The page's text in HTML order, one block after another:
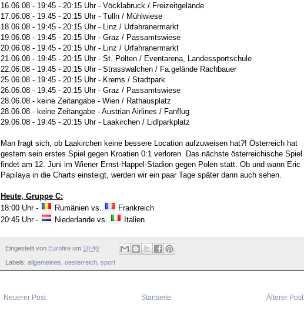
16.06.08 - 19:45 - 20:15 Uhr - Vöcklabruck / Freizeitgelände
17.06.08 - 19:45 - 20:15 Uhr - Tulln / Mühlwiese
18.06.08 - 19:45 - 20:15 Uhr - Linz / Urfahranermarkt
19.06.08 - 19:45 - 20:15 Uhr - Graz / Passamtswiese
20.06.08 - 19:45 - 20:15 Uhr - Linz / Urfahranermarkt
21.06.08 - 19:45 - 20:15 Uhr - St. Pölten / Eventarena, Landessportschule
22.06.08 - 19:45 - 20:15 Uhr - Strasswalchen / Fa.gelände Rachbauer
25.06.08 - 19:45 - 20:15 Uhr - Krems / Stadtpark
26.06.08 - 19:45 - 20:15 Uhr - Graz / Passamtswiese
28.06.08 - keine Zeitangabe - Wien / Rathausplatz
28.06.08 - keine Zeitangabe - Austrian Airlines / Fanflug
29.06.08 - 19:45 - 20:15 Uhr - Laakirchen / Lidlparkplatz
Man fragt sich, ob Laakirchen keine bessere Location aufzuweisen hat?! Österreich hat
gestern sein erstes Spiel gegen Kroatien 0:1 verloren. Das nächste österreichische Spiel
findet am 12. Juni im Wiener Ernst-Happel-Stadion gegen Polen statt. Ob und wann Eric
Papilaya in die Charts einsteigt, werden wir ein paar Tage später dann auch sehen.
Heute, Gruppe C:
18:00 Uhr -
Rumänien vs.
Frankreich
20:45 Uhr -
Niederlande vs. Italien
Eingestellt von Eurofire um 10:40
Labels: allgemeines oesterreich sport
Neuerer Post Älterer Post
Startseite